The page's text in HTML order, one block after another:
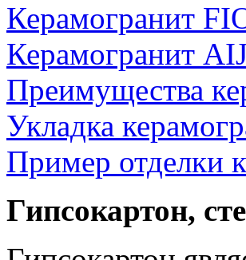
Керамогранит
Керамогранит
Преимущества
Укладка
Пример отделки
Гипсокартон,